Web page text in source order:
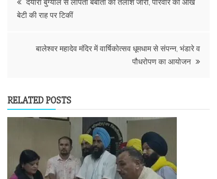
navigation
दयारा बुग्याल से लापता बबीता की तलाश जारी, परिवार की आंखें
बेटी की राह पर टिकीं
बालेश्वर महादेव मंदिर में वार्षिकोत्सव धूमधाम से संपन्न, भंडारे व
पौधरोपण का आयोजन
RELATED POSTS